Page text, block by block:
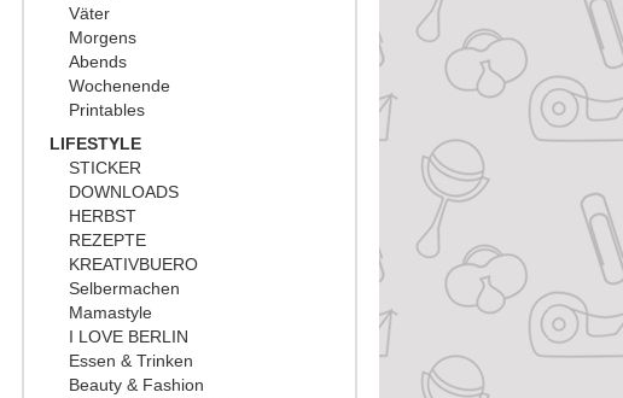
Väter
Morgens
Abends
Wochenende
Printables
LIFESTYLE
STICKER
DOWNLOADS
HERBST
REZEPTE
KREATIVBUERO
Selbermachen
Mamastyle
I LOVE BERLIN
Essen & Trinken
Beauty & Fashion